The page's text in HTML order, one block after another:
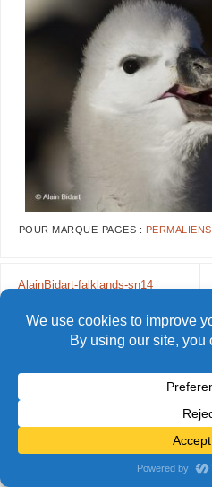
POUR MARQUE-PAGES : PERMALIENS
AlainBidart-falklands-sn14